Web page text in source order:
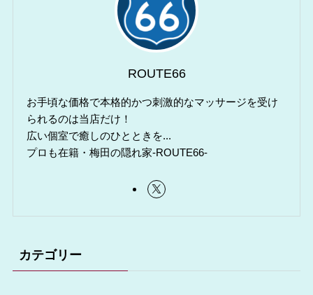
ROUTE66
お手頃な価格で本格的かつ刺激的なマッサージを受け
られるのは当店だけ！
広い個室で癒しのひとときを...
プロも在籍・梅田の隠れ家-ROUTE66-
カテゴリー